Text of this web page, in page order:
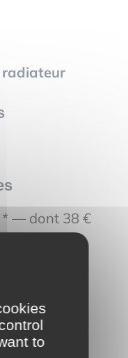
* — dont 38 €
to